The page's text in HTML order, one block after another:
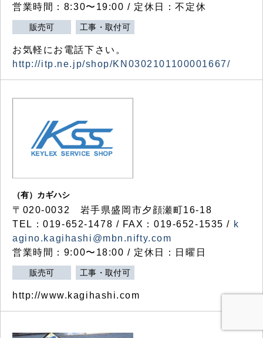
営業時間：8:30〜19:00 / 定休日：不定休
販売可 工事・取付可
お気軽にお電話下さい。
http://itp.ne.jp/shop/KN0302101100001667/
（有）カギハシ
〒020-0032 岩手県盛岡市夕顔瀬町16-18
TEL：019-652-1478 / FAX：019-652-1535 / k
agino.kagihashi@mbn.nifty.com
営業時間：9:00〜18:00 / 定休日：日曜日
販売可 工事・取付可
http://www.kagihashi.com